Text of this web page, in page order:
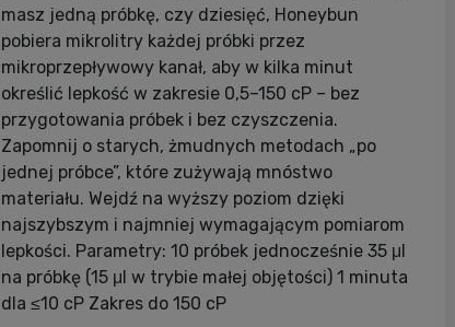
masz jedną próbkę, czy dziesięć, Honeybun
pobiera mikrolitry każdej próbki przez
mikroprzepływowy kanał, aby w kilka minut
określić lepkość w zakresie 0,5–150 cP – bez
przygotowania próbek i bez czyszczenia.
Zapomnij o starych, żmudnych metodach „po
jednej próbce”, które zużywają mnóstwo
materiału. Wejdź na wyższy poziom dzięki
najszybszym i najmniej wymagającym pomiarom
lepkości. Parametry: 10 próbek jednocześnie 35 μl
na próbkę (15 μl w trybie małej objętości) 1 minuta
dla ≤10 cP Zakres do 150 cP